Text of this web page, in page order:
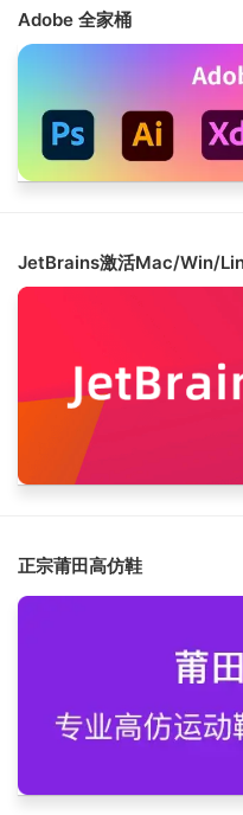
Adobe 全家桶
JetBrains激活Mac/Win/
正宗莆田高仿鞋